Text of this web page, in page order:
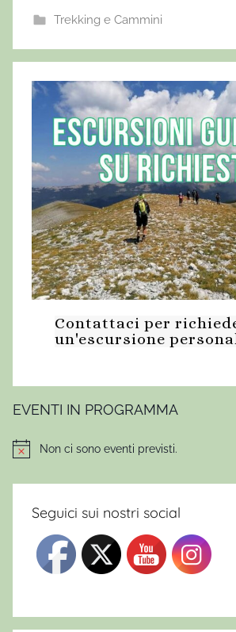
Trekking e Cammini
Contattaci per
un'escursione
EVENTI IN PROGRAMMA
NoticeNon ci sono eventi previsti.
Seguici sui nostri social